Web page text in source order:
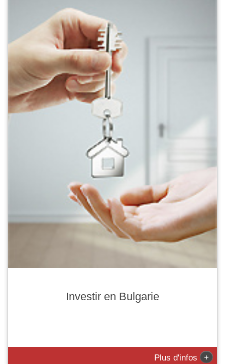
Investir en Bulgarie
Plus d'infos +